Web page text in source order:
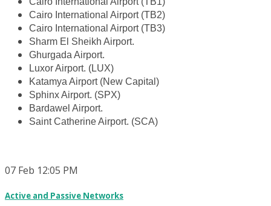
Cairo International Airport (TB2)
Cairo International Airport (TB3)
Sharm El Sheikh Airport.
Ghurgada Airport.
Luxor Airport. (LUX)
Katamya Airport (New Capital)
Sphinx Airport. (SPX)
Bardawel Airport.
Saint Catherine Airport. (SCA)
07 Feb 12:05 PM
Active and Passive Networks